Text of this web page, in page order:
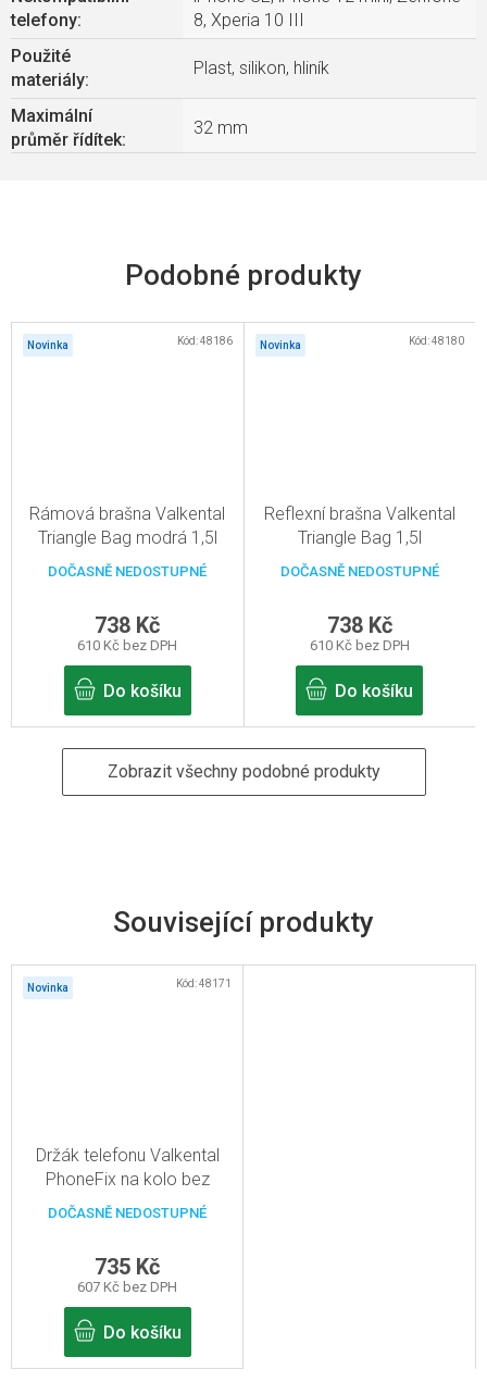
Související produkty
Novinka
Držák telefonu Valkental
PhoneFix na kolo bez
ochrany proti krádeži
DOČASNĚ NEDOSTUPNÉ
607 Kč bez DPH
735 Kč
Do košíku
Kód:48171
telefony:
8, Xperia 10 III
Použité
materiály:
Plast, silikon, hliník
Maximální
průměr řídítek:
32 mm
Novinka
Rámová brašna Valkental
Triangle Bag modrá 1,5l
DOČASNĚ NEDOSTUPNÉ
610 Kč bez DPH
738 Kč
Do košíku
Kód:48186 Novinka
Reflexní brašna Valkental
Triangle Bag 1,5l
DOČASNĚ NEDOSTUPNÉ
610 Kč bez DPH
738 Kč
Do košíku
Kód:48180
Zobrazit všechny podobné produkty